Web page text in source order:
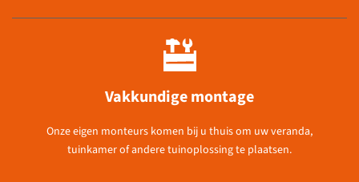
Vakkundige montage
Onze eigen monteurs komen bij u thuis om uw veranda,
tuinkamer of andere tuinoplossing te plaatsen.